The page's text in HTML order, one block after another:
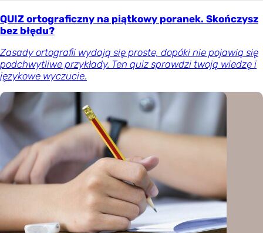
QUIZ ortograficzny na piątkowy poranek. Skończysz
bez błędu?
Zasady ortografii wydają się proste, dopóki nie pojawią się
podchwytliwe przykłady. Ten quiz sprawdzi twoją wiedzę i
językowe wyczucie.